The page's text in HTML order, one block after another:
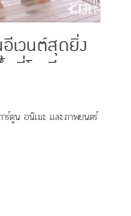
เวนต์สุดยิ่ง
โตเกียว
าร์ตูน อนิเมะ และภาพยนตร์